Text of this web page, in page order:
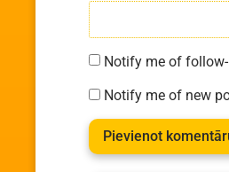
Notify me of
Notify me of new